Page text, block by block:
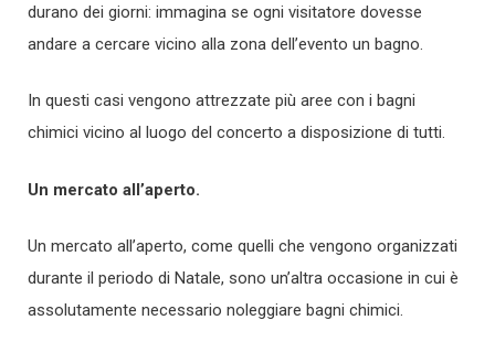
durano dei giorni: immagina se ogni visitatore dovesse
andare a cercare vicino alla zona dell’evento un bagno.
In questi casi vengono attrezzate più aree con i bagni
chimici vicino al luogo del concerto a disposizione di tutti.
Un mercato all’aperto.
Un mercato all’aperto, come quelli che vengono organizzati
durante il periodo di Natale, sono un’altra occasione in cui è
assolutamente necessario noleggiare bagni chimici.